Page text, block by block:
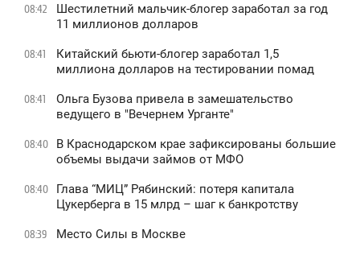
08:42
Шестилетний мальчик-блогер заработал за год
11 миллионов долларов
08:41
Китайский бьюти-блогер заработал 1,5
миллиона долларов на тестировании помад
08:41
Ольга Бузова привела в замешательство
ведущего в "Вечернем Урганте"
08:40
В Краснодарском крае зафиксированы большие
объемы выдачи займов от МФО
08:40
Глава “МИЦ” Рябинский: потеря капитала
Цукерберга в 15 млрд – шаг к банкротству
08:39 Место Силы в Москве